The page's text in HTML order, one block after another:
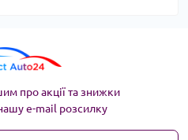
про акції та знижки
e-mail розсилку